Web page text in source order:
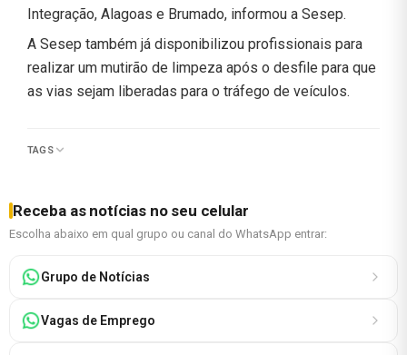
Integração, Alagoas e Brumado, informou a Sesep.
A Sesep também já disponibilizou profissionais para
realizar um mutirão de limpeza após o desfile para que
as vias sejam liberadas para o tráfego de veículos.
TAGS
Receba as notícias no seu celular
Escolha abaixo em qual grupo ou canal do WhatsApp entrar:
Grupo de Notícias
Vagas de Emprego